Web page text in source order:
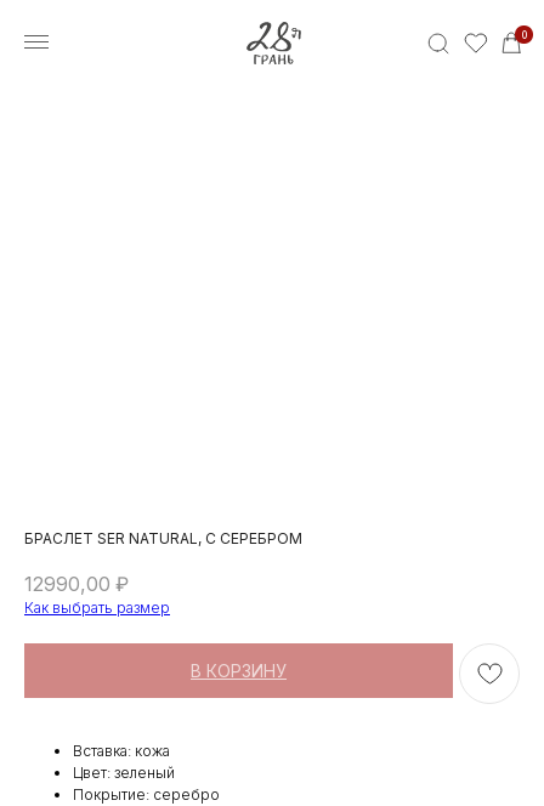
0
БРАСЛЕТ SER NATURAL, С СЕРЕБРОМ
12990,00 ₽
Как выбрать размер
В КОРЗИНУ
Вставка: кожа
Цвет: зеленый
Покрытие: серебро